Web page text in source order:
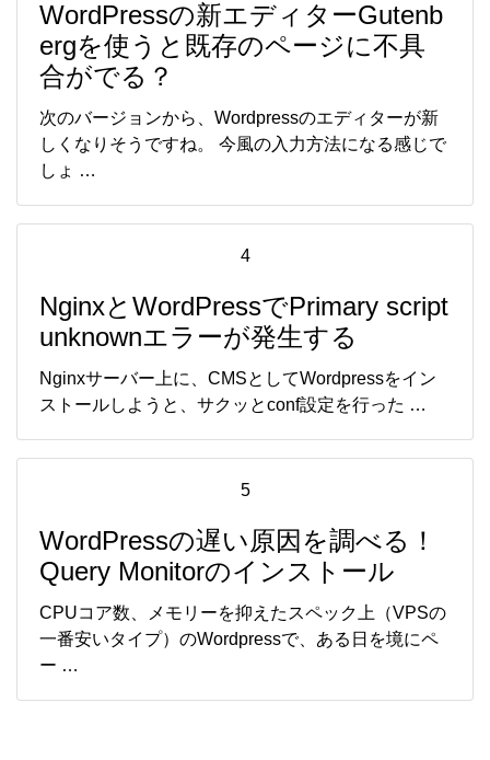
WordPressの新エディターGutenb
ergを使うと既存のページに不具
合がでる？
次のバージョンから、Wordpressのエディターが新
しくなりそうですね。 今風の入力方法になる感じで
しょ …
4
NginxとWordPressでPrimary script
unknownエラーが発生する
Nginxサーバー上に、CMSとしてWordpressをイン
ストールしようと、サクッとconf設定を行った …
5
WordPressの遅い原因を調べる！
Query Monitorのインストール
CPUコア数、メモリーを抑えたスペック上（VPSの
一番安いタイプ）のWordpressで、ある日を境にペ
ー …